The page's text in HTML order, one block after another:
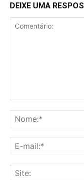
DEIXE UMA